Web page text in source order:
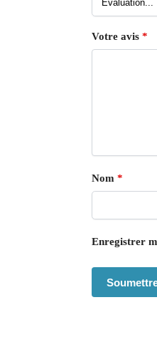
Votre avis *
Nom *
Enregistrer